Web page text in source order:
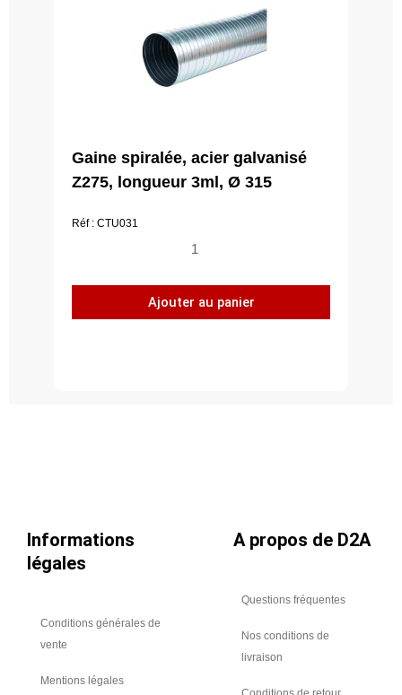
Gaine spiralée, acier galvanisé
Z275, longueur 3ml, Ø 315
Réf : CTU031
quantité
Gaine
spiralée,
Ajouter au panier
Informations
légales
Conditions générales de
vente
Mentions légales
A propos de D2A
Questions fréquentes
Nos conditions de
livraison